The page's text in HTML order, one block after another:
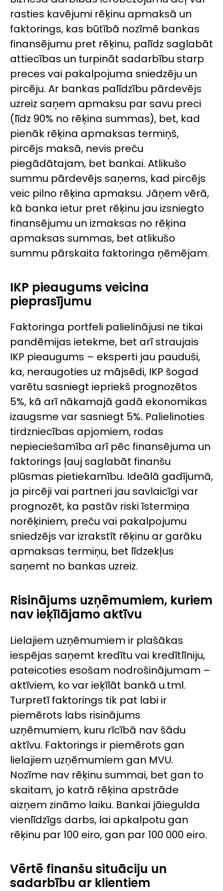
rasties kavējumi rēķinu apmaksā un
faktorings, kas būtībā nozīmē bankas
finansējumu pret rēķinu, palīdz saglabāt
attiecības un turpināt sadarbību starp
preces vai pakalpojuma sniedzēju un
pircēju. Ar bankas palīdzību pārdevējs
uzreiz saņem apmaksu par savu preci
(līdz 90% no rēķina summas), bet, kad
pienāk rēķina apmaksas termiņš,
pircējs maksā, nevis preču
piegādātajam, bet bankai. Atlikušo
summu pārdevējs saņems, kad pircējs
veic pilno rēķina apmaksu. Jāņem vērā,
kā banka ietur pret rēķinu jau izsniegto
finansējumu un izmaksas no rēķina
apmaksas summas, bet atlikušo
summu pārskaita faktoringa ņēmējam.
IKP pieaugums veicina
pieprasījumu
Faktoringa portfeli palielinājusi ne tikai
pandēmijas ietekme, bet arī straujais
IKP pieaugums – eksperti jau pauduši,
ka, neraugoties uz mājsēdi, IKP šogad
varētu sasniegt iepriekš prognozētos
5%, kā arī nākamajā gadā ekonomikas
izaugsme var sasniegt 5%. Palielinoties
tirdzniecības apjomiem, rodas
nepieciešamība arī pēc finansējuma un
faktorings ļauj saglabāt finanšu
plūsmas pietiekamību. Ideālā gadījumā,
ja pircēji vai partneri jau savlaicīgi var
prognozēt, ka pastāv riski īstermiņa
norēķiniem, preču vai pakalpojumu
sniedzējs var izrakstīt rēķinu ar garāku
apmaksas termiņu, bet līdzekļus
saņemt no bankas uzreiz.
Risinājums uzņēmumiem, kuriem
nav ieķīlājamo aktīvu
Lielajiem uzņēmumiem ir plašākas
iespējas saņemt kredītu vai kredītlīniju,
pateicoties esošam nodrošinājumam –
aktīviem, ko var ieķīlāt bankā u.tml.
Turpretī faktorings tik pat labi ir
piemērots labs risinājums
uzņēmumiem, kuru rīcībā nav šādu
aktīvu. Faktorings ir piemērots gan
lielajiem uzņēmumiem gan MVU.
Nozīme nav rēķinu summai, bet gan to
skaitam, jo katrā rēķina apstrāde
aizņem zināmo laiku. Bankai jāiegulda
vienlīdzīgs darbs, lai apkalpotu gan
rēķinu par 100 eiro, gan par 100 000 eiro.
Vērtē finanšu situāciju un
sadarbību ar klientiem